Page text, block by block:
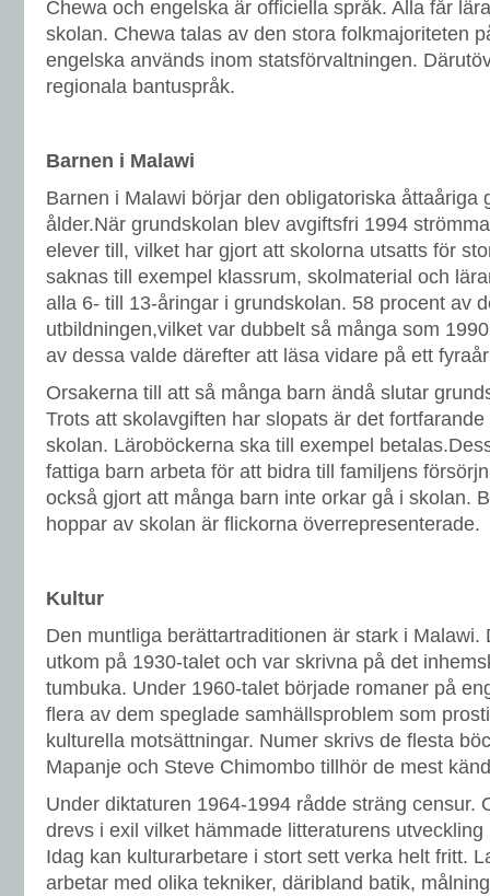
Chewa och engelska är officiella språk. Alla får
skolan. Chewa talas av den stora folkmajoriteten
engelska används inom statsförvaltningen.
regionala bantuspråk.
Barnen i Malawi
Barnen i Malawi börjar den obligatoriska åttaåriga
ålder.När grundskolan blev avgiftsfri 1994
elever till, vilket har gjort att skolorna utsatts för
saknas till exempel klassrum, skolmaterial och
alla 6- till 13-åringar i grundskolan. 58 procent av
utbildningen,vilket var dubbelt så många som
av dessa valde därefter att läsa vidare på ett
Orsakerna till att så många barn ändå slutar
Trots att skolavgiften har slopats är det
skolan. Läroböckerna ska till exempel
fattiga barn arbeta för att bidra till familjens
också gjort att många barn inte orkar gå i skolan.
hoppar av skolan är flickorna överrepresenterade.
Kultur
Den muntliga berättartraditionen är stark i Malawi.
utkom på 1930-talet och var skrivna på det
tumbuka. Under 1960-talet började romaner på
flera av dem speglade samhällsproblem som
kulturella motsättningar. Numer skrivs de flesta
Mapanje och Steve Chimombo tillhör de mest
Under diktaturen 1964-1994 rådde sträng censur.
drevs i exil vilket hämmade litteraturens
Idag kan kulturarbetare i stort sett verka helt fritt.
arbetar med olika tekniker, däribland batik,